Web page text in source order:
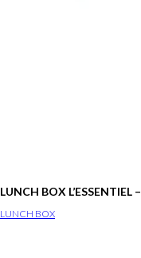
LUNCH BOX
LUNCH BOX